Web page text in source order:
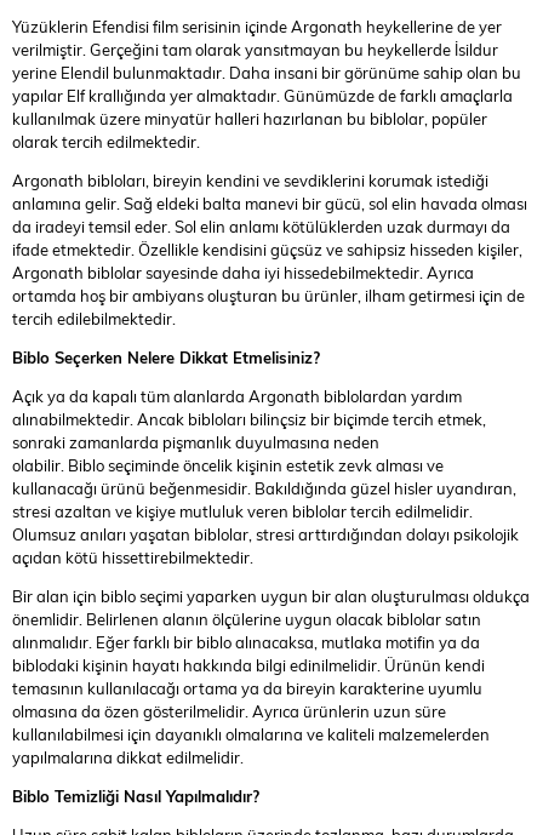
Yüzüklerin Efendisi film serisinin içinde Argonath heykellerine de yer
verilmiştir. Gerçeğini tam olarak yansıtmayan bu heykellerde İsildur
yerine Elendil bulunmaktadır. Daha insani bir görünüme sahip olan bu
yapılar Elf krallığında yer almaktadır. Günümüzde de farklı amaçlarla
kullanılmak üzere minyatür halleri hazırlanan bu biblolar, popüler
olarak tercih edilmektedir.
Argonath bibloları, bireyin kendini ve sevdiklerini korumak istediği
anlamına gelir. Sağ eldeki balta manevi bir gücü, sol elin havada olması
da iradeyi temsil eder. Sol elin anlamı kötülüklerden uzak durmayı da
ifade etmektedir. Özellikle kendisini güçsüz ve sahipsiz hisseden kişiler,
Argonath biblolar sayesinde daha iyi hissedebilmektedir. Ayrıca
ortamda hoş bir ambiyans oluşturan bu ürünler, ilham getirmesi için de
tercih edilebilmektedir.
Biblo Seçerken Nelere Dikkat Etmelisiniz?
Açık ya da kapalı tüm alanlarda Argonath biblolardan yardım
alınabilmektedir. Ancak bibloları bilinçsiz bir biçimde tercih etmek,
sonraki zamanlarda pişmanlık duyulmasına neden
olabilir. Biblo seçiminde öncelik kişinin estetik zevk alması ve
kullanacağı ürünü beğenmesidir. Bakıldığında güzel hisler uyandıran,
stresi azaltan ve kişiye mutluluk veren biblolar tercih edilmelidir.
Olumsuz anıları yaşatan biblolar, stresi arttırdığından dolayı psikolojik
açıdan kötü hissettirebilmektedir.
Bir alan için biblo seçimi yaparken uygun bir alan oluşturulması oldukça
önemlidir. Belirlenen alanın ölçülerine uygun olacak biblolar satın
alınmalıdır. Eğer farklı bir biblo alınacaksa, mutlaka motifin ya da
biblodaki kişinin hayatı hakkında bilgi edinilmelidir. Ürünün kendi
temasının kullanılacağı ortama ya da bireyin karakterine uyumlu
olmasına da özen gösterilmelidir. Ayrıca ürünlerin uzun süre
kullanılabilmesi için dayanıklı olmalarına ve kaliteli malzemelerden
yapılmalarına dikkat edilmelidir.
Biblo Temizliği Nasıl Yapılmalıdır?